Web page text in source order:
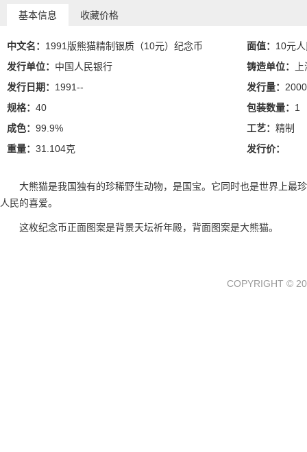
基本信息 收藏价格
中文名： 1991版熊猫精制银质（10元）纪念币 面值： 10元
发行单位： 中国人民银行 铸造单位：
发行日期： 1991-- 发行量：
规格： 40 包装数量： 1
成色： 99.9% 工艺： 精制
重量： 31.104克 发行价：
大熊猫是我国独有的珍稀野生动物，是国宝。它同时也是世界上最
人民的喜爱。
这枚纪念币正面图案是背景天坛祈年殿，背面图案是大熊猫。
COPYRIGHT ©